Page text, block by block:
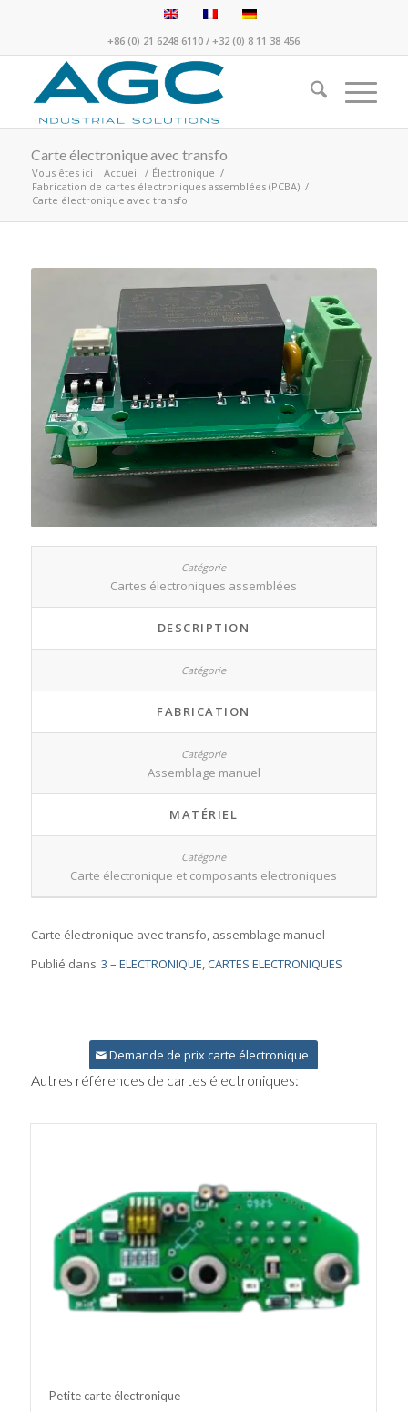
+86 (0) 21 6248 6110 /+32 (0) 8 11 38 456
Carte électronique avec transfo
Vous êtes ici : Accueil / Électronique /
Fabrication de cartes électroniques assemblées (PCBA) /
Carte électronique avec transfo
Cartes électroniques assemblées
DESCRIPTION
FABRICATION
Assemblage manuel
MATÉRIEL
Carte électronique et composants electroniques
Carte électronique avec transfo, assemblage manuel
Publié dans 3 – ELECTRONIQUE,CARTES ELECTRONIQUES
Demande de prix carte électronique
Autres références de cartes électroniques:
Petite carte électronique